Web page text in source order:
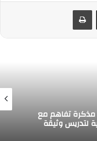
مشاركة عبر البريد طباعة
مذكرة تفاهم مع
لتدريس وثيقة